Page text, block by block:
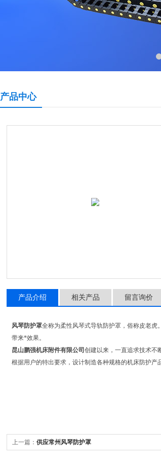
产品中心
产品介绍 相关产品 留言询价
风琴防护罩全称为柔性风琴式导轨防护罩，俗称皮老虎
带来*效果。
昆山鹏强机床附件有限公司 创建以来，一直追求技术不
根据用户的特出要求，设计制造各种规格的机床防护产
上一篇： 供应常州风琴防护罩